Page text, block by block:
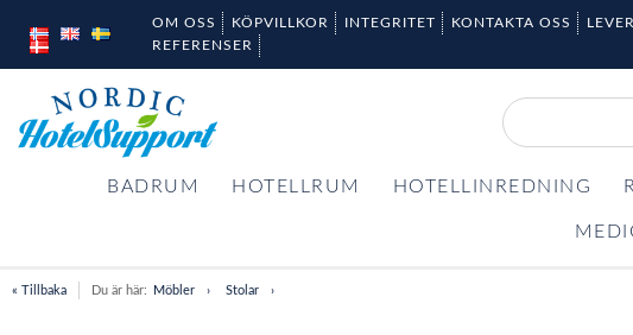
OM OSS KÖPVILLKOR INTEGRITET KONTAKTA OSS
REFERENSER
BADRUM HOTELLRUM HOTELLINREDNING
« Tillbaka Du är här: Möbler Stolar